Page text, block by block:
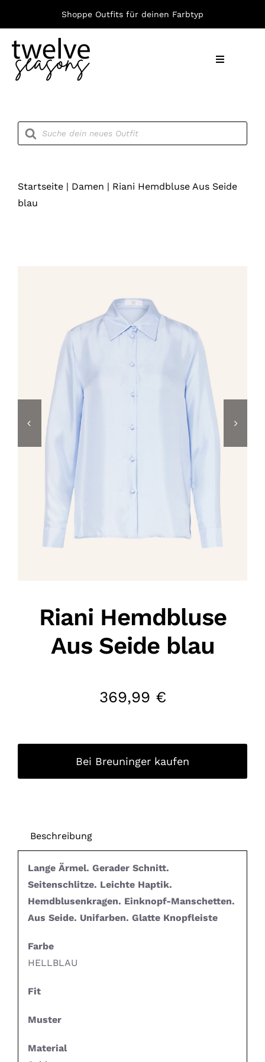
springen
Shoppe Outfits für deinen Farbtyp
Toggle
Products
search
Startseite| Damen | Riani Hemdbluse Aus Seide
blau
Riani Hemdbluse
Aus Seide blau
369,99 €
Bei Breuninger kaufen
Beschreibung
Lange Ärmel. Gerader Schnitt.
Seitenschlitze. Leichte Haptik.
Hemdblusenkragen. Einknopf-Manschetten.
Aus Seide. Unifarben. Glatte Knopfleiste
Farbe
HELLBLAU
Fit
Muster
Material